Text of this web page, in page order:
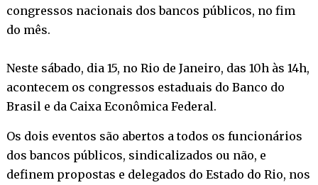
congressos nacionais dos bancos públicos, no fim
do mês.
Neste sábado, dia 15, no Rio de Janeiro, das 10h às 14h,
acontecem os congressos estaduais do Banco do
Brasil e da Caixa Econômica Federal.
Os dois eventos são abertos a todos os funcionários
dos bancos públicos, sindicalizados ou não, e
definem propostas e delegados do Estado do Rio, nos